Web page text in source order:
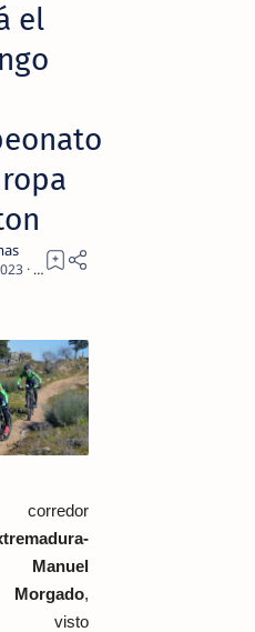
el
3
Manuel
,